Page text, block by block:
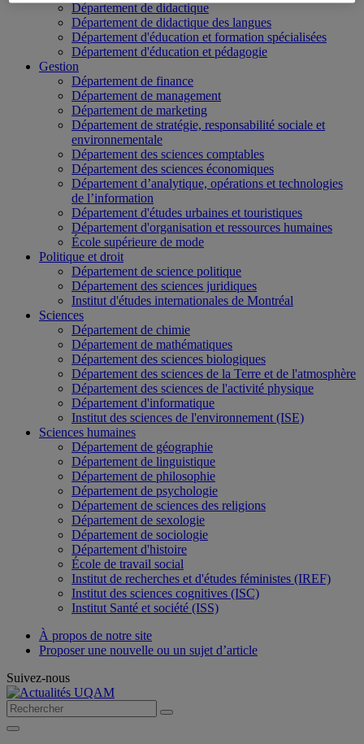
Département de didactique
Département de didactique des langues
Département d'éducation et formation spécialisées
Département d'éducation et pédagogie
Gestion
Département de finance
Département de management
Département de marketing
Département de stratégie, responsabilité sociale et
environnementale
Département des sciences comptables
Département des sciences économiques
Département d’analytique, opérations et technologies
de l’information
Département d'études urbaines et touristiques
Département d'organisation et ressources humaines
École supérieure de mode
Politique et droit
Département de science politique
Département des sciences juridiques
Institut d'études internationales de Montréal
Sciences
Département de chimie
Département de mathématiques
Département des sciences biologiques
Département des sciences de la Terre et de l'atmosphère
Département des sciences de l'activité physique
Département d'informatique
Institut des sciences de l'environnement (ISE)
Sciences humaines
Département de géographie
Département de linguistique
Département de philosophie
Département de psychologie
Département de sciences des religions
Département de sexologie
Département de sociologie
Département d'histoire
École de travail social
Institut de recherches et d'études féministes (IREF)
Institut des sciences cognitives (ISC)
Institut Santé et société (ISS)
À propos de notre site
Proposer une nouvelle ou un sujet d’article
Suivez-nous